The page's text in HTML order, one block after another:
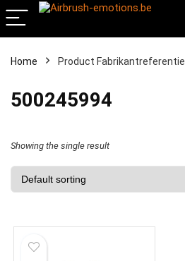
Home Product Fabrikantreferentie
‎500245994
Showing the single result